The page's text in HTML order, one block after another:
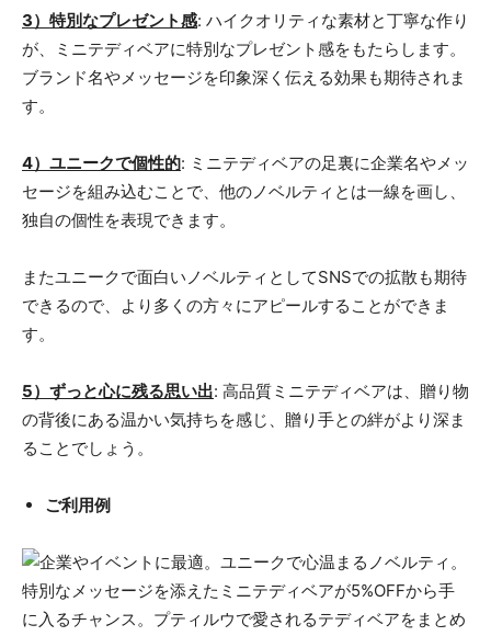
3）特別なプレゼント感: ハイクオリティな素材と丁寧な作り
が、ミニテディベアに特別なプレゼント感をもたらします。
ブランド名やメッセージを印象深く伝える効果も期待されま
す。
4）ユニークで個性的: ミニテディベアの足裏に企業名やメッ
セージを組み込むことで、他のノベルティとは一線を画し、
独自の個性を表現できます。
またユニークで面白いノベルティとしてSNSでの拡散も期待
できるので、より多くの方々にアピールすることができま
す。
5）ずっと心に残る思い出: 高品質ミニテディベアは、贈り物
の背後にある温かい気持ちを感じ、贈り手との絆がより深ま
ることでしょう。
ご利用例